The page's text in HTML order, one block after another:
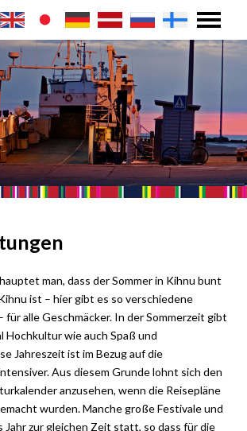
man, dass der Sommer in Kihnu bunt
ist – hier gibt es so verschiedene
alle Geschmäcker. In der Sommerzeit gibt
Hochkultur wie auch Spaß und
Jahreszeit ist im Bezug auf die
Aus diesem Grunde lohnt sich den
anzusehen, wenn die Reisepläne
wurden. Manche große Festivale und
Jahr zur gleichen Zeit statt, so dass für die